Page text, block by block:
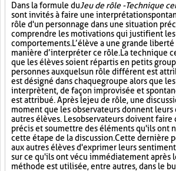
Dans la formule duJeu de rôle - Technique
sont invités à faire une interprétation
rôle d'un personnage dans une situation
comprendre les motivations qui justifient les
comportements. L’élève a une grande liberté
manière d’interpréter ce rôle. La technique
que les élèves soient répartis en petits
personnes auxquels un rôle différent est
est désigné dans chaque groupe alors que
interprètent, de façon improvisée et
est attribué. Après le jeu de rôle, une
moment que les observateurs donnent leurs
autres élèves. Les observateurs doivent
précis et soumettre des éléments qu'ils ont
cette étape de la discussion. Cette dernière
aux autres élèves d'exprimer leurs
sur ce qu'ils ont vécu immédiatement après
méthode est utilisée, entre autres, dans le